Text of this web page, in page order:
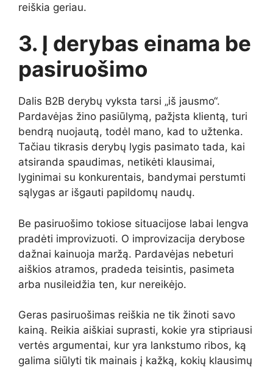
reiškia geriau.
3. Į derybas einama be
pasiruošimo
Dalis B2B derybų vyksta tarsi „iš jausmo“.
Pardavėjas žino pasiūlymą, pažįsta klientą, turi
bendrą nuojautą, todėl mano, kad to užtenka.
Tačiau tikrasis derybų lygis pasimato tada, kai
atsiranda spaudimas, netikėti klausimai,
lyginimai su konkurentais, bandymai perstumti
sąlygas ar išgauti papildomų naudų.
Be pasiruošimo tokiose situacijose labai lengva
pradėti improvizuoti. O improvizacija derybose
dažnai kainuoja maržą. Pardavėjas nebeturi
aiškios atramos, pradeda teisintis, pasimeta
arba nusileidžia ten, kur nereikėjo.
Geras pasiruošimas reiškia ne tik žinoti savo
kainą. Reikia aiškiai suprasti, kokie yra stipriausi
vertės argumentai, kur yra lankstumo ribos, ką
galima siūlyti tik mainais į kažką, kokių klausimų